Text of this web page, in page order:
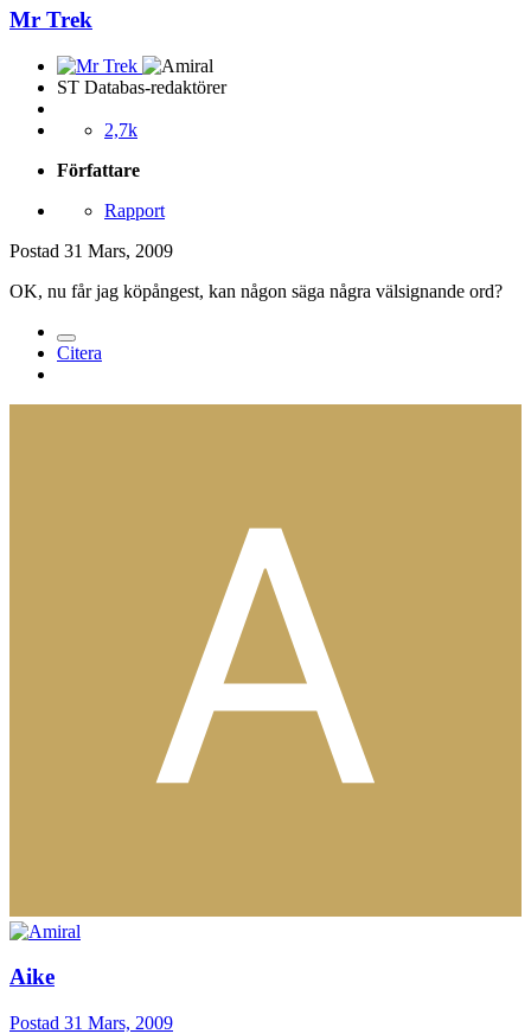
Mr Trek
ST Databas-redaktörer
2,7k
Författare
Rapport
Postad 31 Mars, 2009
OK, nu får jag köpångest, kan någon säga några välsignande ord?
Citera
Aike
Postad 31 Mars, 2009